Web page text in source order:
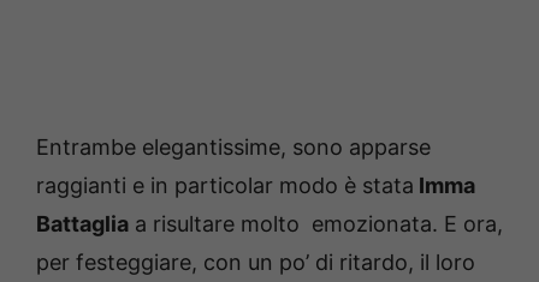
Entrambe elegantissime, sono apparse
raggianti e in particolar modo è stata Imma
Battaglia a risultare molto emozionata. E ora,
per festeggiare, con un po’ di ritardo, il loro